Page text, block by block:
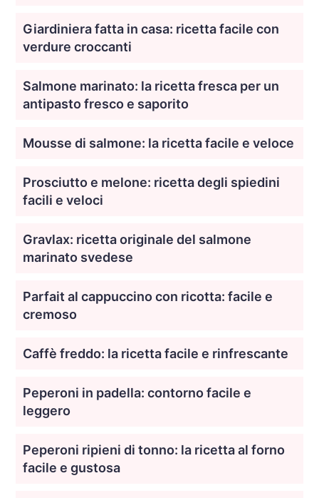
Giardiniera fatta in casa: ricetta facile con
verdure croccanti
Salmone marinato: la ricetta fresca per un
antipasto fresco e saporito
Mousse di salmone: la ricetta facile e veloce
Prosciutto e melone: ricetta degli spiedini
facili e veloci
Gravlax: ricetta originale del salmone
marinato svedese
Parfait al cappuccino con ricotta: facile e
cremoso
Caffè freddo: la ricetta facile e rinfrescante
Peperoni in padella: contorno facile e
leggero
Peperoni ripieni di tonno: la ricetta al forno
facile e gustosa